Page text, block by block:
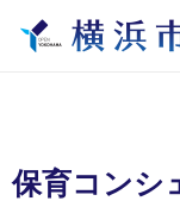
保育コンシ